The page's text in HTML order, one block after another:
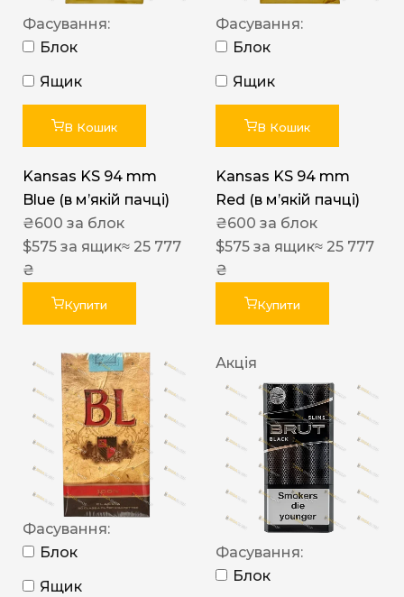
Фасування:
Блок
Ящик
В Кошик
Kansas KS 94 mm
Blue (в мʼякій пачці)
₴600 за блок
$575 за ящик≈ 25 777
₴
Купити
Фасування:
Блок
Ящик
В Кошик
Kansas KS 94 mm
Red (в мʼякій пачці)
₴600 за блок
$575 за ящик≈ 25 777
₴
Купити
Фасування:
Блок
Ящик
Акція
Фасування:
Блок